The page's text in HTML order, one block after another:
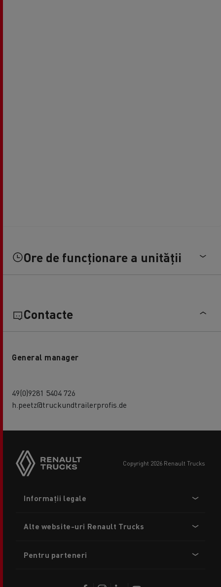
Ore de funcționare a unității
Contacte
General manager
49(0)9281 5404 726
h.peetz@truckundtrailerprofis.de
copyright 2026 Renault Trucks
menu
Informații legale
Alte website-uri Renault Trucks
Pentru parteneri